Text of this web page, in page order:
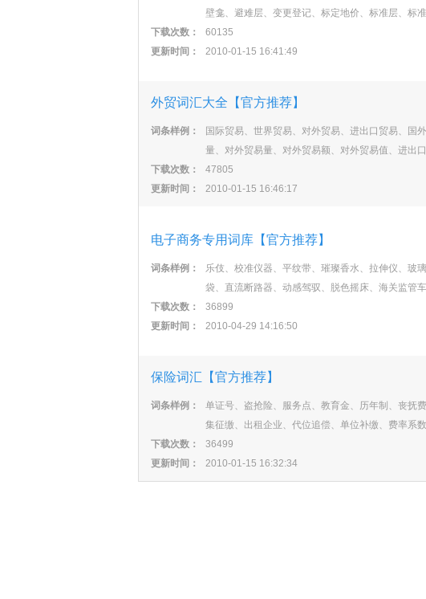
壁龛、避难层、变更登记、标定地价、标准层、标
下载次数：
60135
更新时间：
2010-01-15 16:41:49
外贸词汇大全【官方推荐】
词条样例：
国际贸易、世界贸易、对外贸易、进出口贸易、国
量、对外贸易量、对外贸易额、对外贸易值、进出
下载次数：
47805
更新时间：
2010-01-15 16:46:17
电子商务专用词库【官方推荐】
词条样例：
乐伎、校准仪器、平纹带、璀璨香水、拉伸仪、玻
袋、直流断路器、动感驾驭、脱色摇床、海关监管
下载次数：
36899
更新时间：
2010-04-29 14:16:50
保险词汇【官方推荐】
词条样例：
单证号、盗抢险、服务点、教育金、历年制、丧抚
集征缴、出租企业、代位追偿、单位补缴、费率系
下载次数：
36499
更新时间：
2010-01-15 16:32:34